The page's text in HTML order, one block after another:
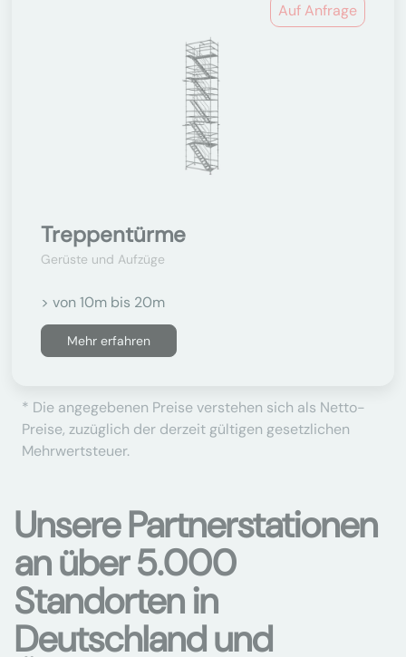
Auf Anfrage
Treppentürme
Gerüste und Aufzüge
> von 10m bis 20m
Mehr erfahren
* Die angegebenen Preise verstehen sich als Netto-
Preise, zuzüglich der derzeit gültigen gesetzlichen
Mehrwertsteuer.
Unsere Partnerstationen
an über 5.000
Standorten in
Deutschland und